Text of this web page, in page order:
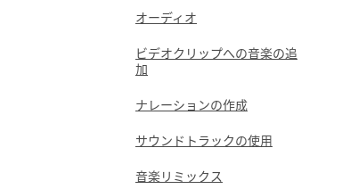
オーディオ
ビデオクリップへの音楽の追
加
ナレーションの作成
サウンドトラックの使用
音楽リミックス